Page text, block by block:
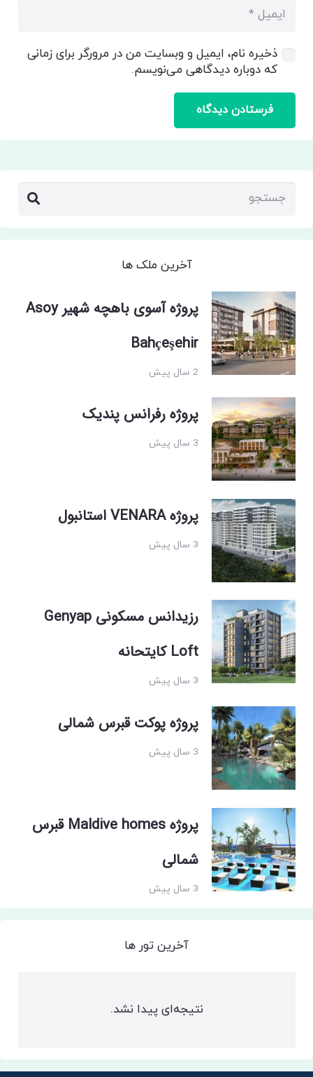
ذخیره نام، ایمیل و وبسایت من در مرورگر برای زمانی
که دوباره دیدگاهی می‌نویسم.
فرستادن دیدگاه
آخرین ملک ها
پروژه آسوی باهچه شهیر Asoy
Bahçeşehir
2 سال پیش
پروژه رفرانس پندیک
3 سال پیش
پروژه VENARA استانبول
3 سال پیش
رزیدانس مسکونی Genyap
Loft کایتحانه
3 سال پیش
پروژه پوکت قبرس شمالی
3 سال پیش
پروژه Maldive homes قبرس
شمالی
3 سال پیش
آخرین تور ها
نتیجه‌ای پیدا نشد.